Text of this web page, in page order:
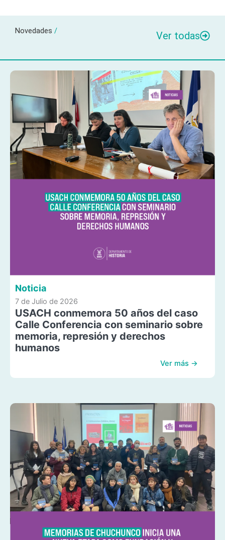
Novedades / Ver todas
Noticia
7 de Julio de 2026
USACH conmemora 50 años del caso
Calle Conferencia con seminario sobre
memoria, represión y derechos
humanos
Ver más →